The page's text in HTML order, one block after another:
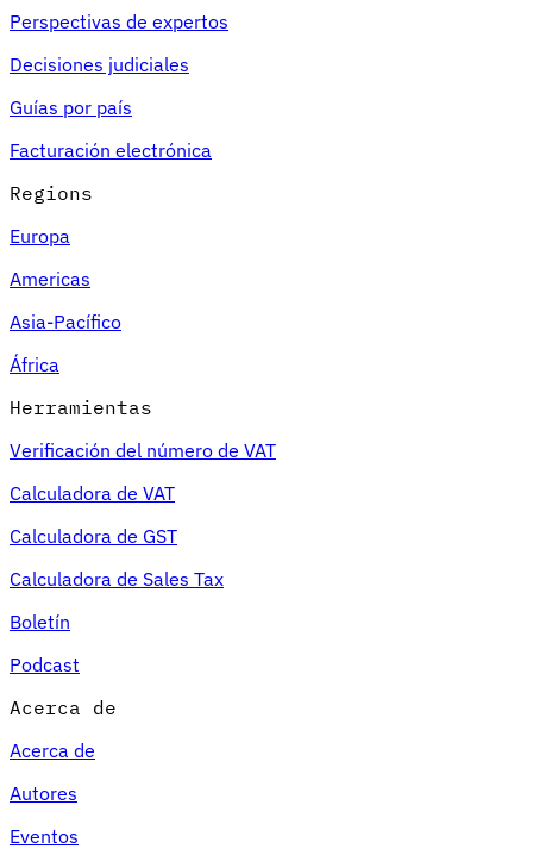
Perspectivas de expertos
Decisiones judiciales
Guías por país
Facturación electrónica
Regions
Europa
Americas
Asia-Pacífico
África
Herramientas
Verificación del número de VAT
Calculadora de VAT
Calculadora de GST
Calculadora de Sales Tax
Boletín
Podcast
Acerca de
Acerca de
Autores
Eventos